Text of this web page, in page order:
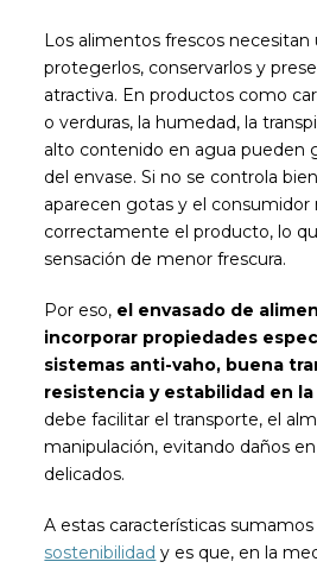
Los alimentos frescos necesitan
protegerlos, conservarlos y
atractiva. En productos como
o verduras, la humedad, la
alto contenido en agua pueden
del envase. Si no se controla
aparecen gotas y el consumidor
correctamente el producto, lo
sensación de menor frescura.
Por eso, el envasado de
incorporar propiedades
sistemas anti-vaho, buena
resistencia y estabilidad en la
debe facilitar el transporte, el
manipulación, evitando daños
delicados.
A estas características sumamos
sostenibilidad y es que, en la